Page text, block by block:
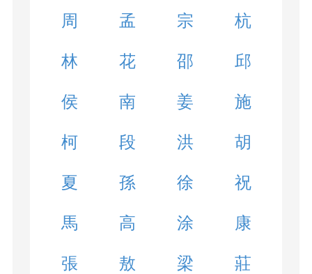
周 孟 宗 杭
林 花 邵 邱
侯 南 姜 施
柯 段 洪 胡
夏 孫 徐 祝
馬 高 涂 康
張 敖 梁 莊